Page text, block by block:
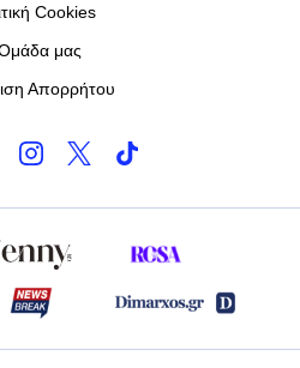
Cookies
μας
Απορρήτου